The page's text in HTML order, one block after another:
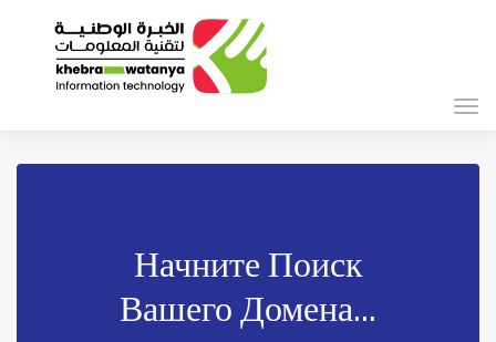
Начните Поиск
Вашего Домена...